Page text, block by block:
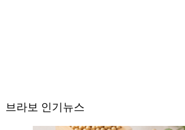
브라보 인기뉴스